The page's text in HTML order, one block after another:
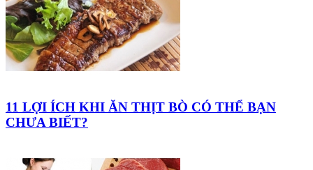
11 LỢI ÍCH KHI ĂN THỊT BÒ CÓ THỂ BẠN
CHƯA BIẾT?